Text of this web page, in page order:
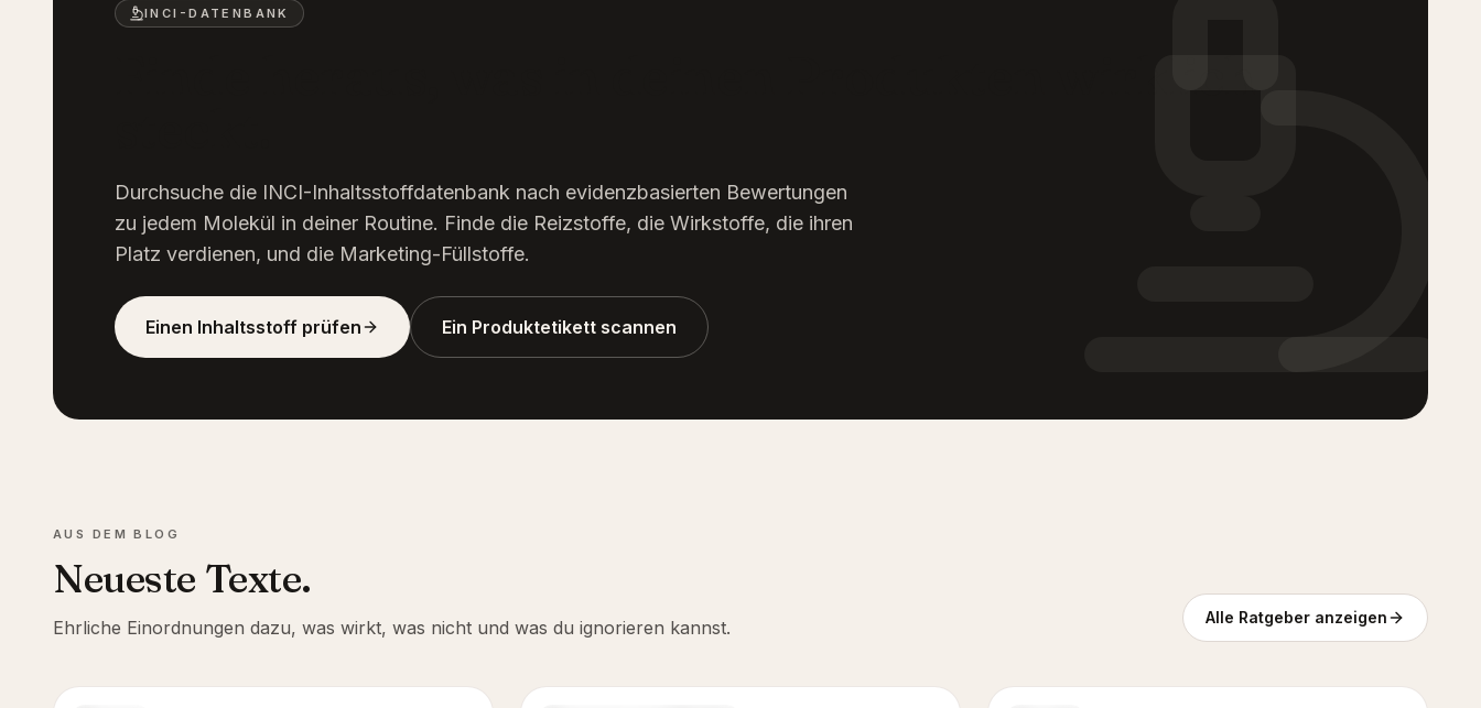
INCI-DATENBANK
Finde heraus, was in deinen Produkten wirklich
Durchsuche die INCI-Inhaltsstoffdatenbank nach evidenzbasierten Bewertungen
zu jedem Molekül in deiner Routine. Finde die Reizstoffe, die Wirkstoffe, die ihren
Platz verdienen, und die Marketing-Füllstoffe.
Einen Inhaltsstoff prüfen Ein Produktetikett scannen
AUS DEM BLOG
Neueste Texte.
Ehrliche Einordnungen dazu, was wirkt, was nicht und was du ignorieren kannst. Alle Ratgeber anzeigen